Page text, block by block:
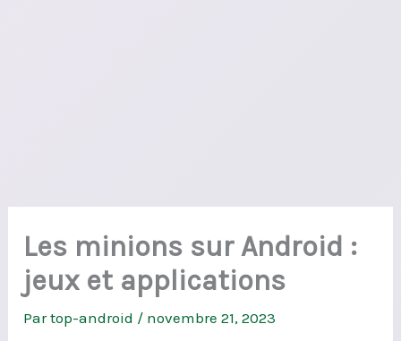
Les minions sur Android :
jeux et applications
Partop-android / novembre 21, 2023